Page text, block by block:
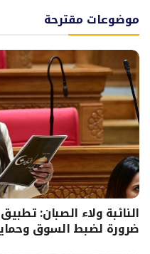
موضوعات مقترحة
النائبة ولاء الصبان:
ضرورة لضبط السوق